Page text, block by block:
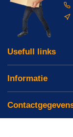
Usefull links
Informatie